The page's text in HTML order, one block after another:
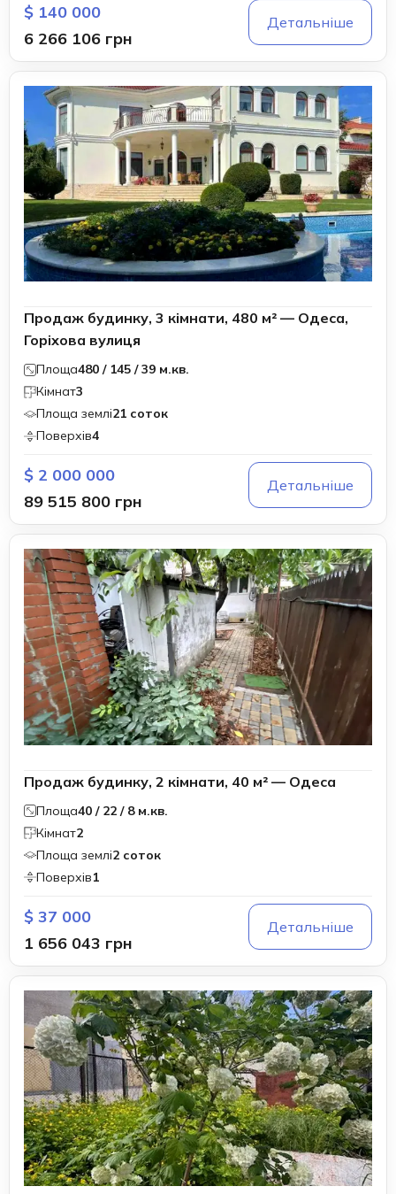
$ 140 000
6 266 106 грн
Детальніше
Продаж будинку, 3 кімнати, 480 м² — Одеса,
Горіхова вулиця
Площа480 / 145 / 39 м.кв.
Кімнат3
Площа землі21 соток
Поверхів4
$ 2 000 000
89 515 800 грн
Детальніше
Продаж будинку, 2 кімнати, 40 м² — Одеса
Площа40 / 22 / 8 м.кв.
Кімнат2
Площа землі2 соток
Поверхів1
$ 37 000
1 656 043 грн
Детальніше